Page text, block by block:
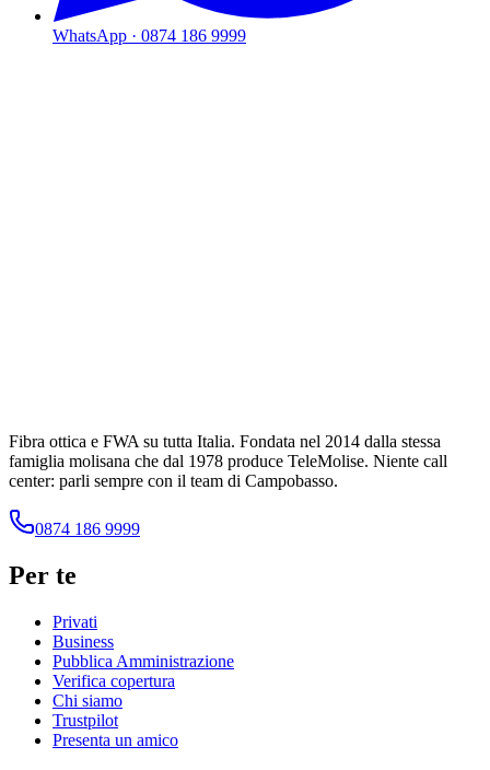
WhatsApp · 0874 186 9999
Fibra ottica e FWA su tutta Italia. Fondata nel 2014 dalla stessa
famiglia molisana che dal 1978 produce TeleMolise. Niente call
center: parli sempre con il team di Campobasso.
0874 186 9999
Per te
Privati
Business
Pubblica Amministrazione
Verifica copertura
Chi siamo
Trustpilot
Presenta un amico